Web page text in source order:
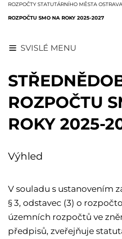
ROZPOČTY STATUTÁRNÍHO MĚSTA OSTRAVA
ROZPOČTU SMO NA ROKY 2025-2027
SVISLÉ MENU
ROZPOČTU
ROKY 2025-
Výhled
V souladu s ustanovením
§ 3, odstavec (3) o
územních rozpočtů ve
předpisů, zveřejňuje